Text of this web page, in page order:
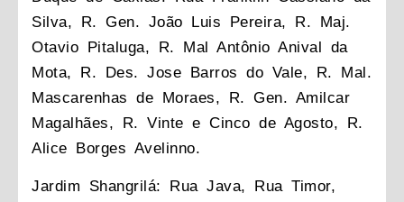
Silva, R. Gen. João Luis Pereira, R. Maj.
Otavio Pitaluga, R. Mal Antônio Anival da
Mota, R. Des. Jose Barros do Vale, R. Mal.
Mascarenhas de Moraes, R. Gen. Amilcar
Magalhães, R. Vinte e Cinco de Agosto, R.
Alice Borges Avelinno.
Jardim Shangrilá: Rua Java, Rua Timor,